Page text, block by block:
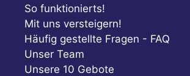
So funktionierts!
Mit uns versteigern!
Häufig gestellte Fragen - FAQ
Unser Team
Unsere 10 Gebote